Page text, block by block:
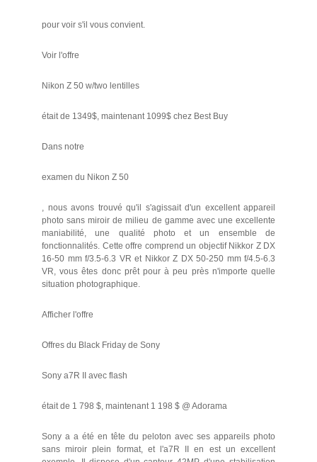
pour voir s'il vous convient.
Voir l'offre
Nikon Z 50 w/two lentilles
était de 1349$, maintenant 1099$ chez Best Buy
Dans notre
examen du Nikon Z 50
, nous avons trouvé qu'il s'agissait d'un excellent appareil
photo sans miroir de milieu de gamme avec une excellente
maniabilité, une qualité photo et un ensemble de
fonctionnalités. Cette offre comprend un objectif Nikkor Z DX
16-50 mm f/3.5-6.3 VR et Nikkor Z DX 50-250 mm f/4.5-6.3
VR, vous êtes donc prêt pour à peu près n'importe quelle
situation photographique.
Afficher l'offre
Offres du Black Friday de Sony
Sony a7R II avec flash
était de 1 798 $, maintenant 1 198 $ @ Adorama
Sony a a été en tête du peloton avec ses appareils photo
sans miroir plein format, et l'a7R II en est un excellent